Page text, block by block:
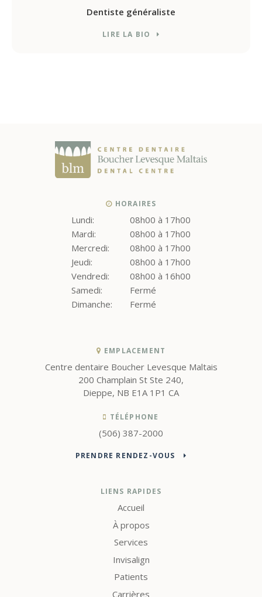
Dentiste généraliste
LIRE LA BIO
EMPLACEMENT
Centre dentaire Boucher Levesque Maltais
200 Champlain St Ste 240
Dieppe NB E1A 1P1 CA
TÉLÉPHONE
(506) 387-2000
PRENDRE RENDEZ-VOUS
HORAIRES
Lundi:
08h00 à 17h00
Mardi:
08h00 à 17h00
Mercredi:
08h00 à 17h00
Jeudi:
08h00 à 17h00
Vendredi:
08h00 à 16h00
Samedi:
Fermé
Dimanche:
Fermé
LIENS RAPIDES
Accueil
À propos
Services
Invisalign
Patients
Carrières